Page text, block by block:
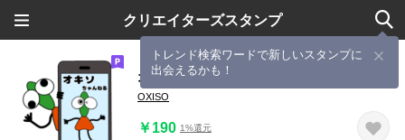
クリエイターズスタンプ
トレンド検索ワードで新しいスタンプに
出会えるかも！
オキソちゃん１
OXISO
￥190 1%還元